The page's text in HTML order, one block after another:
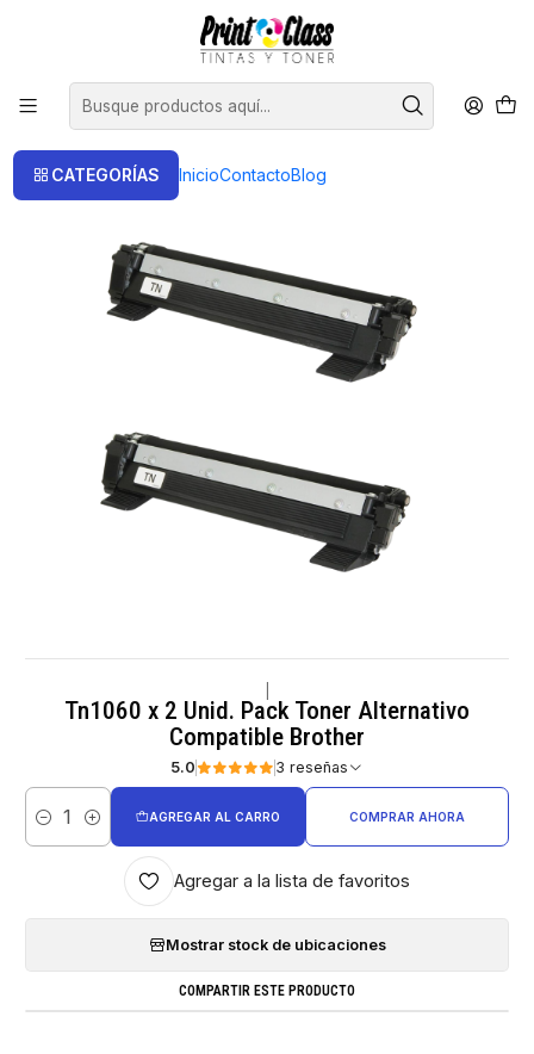
CATEGORÍAS InicioContactoBlog
📦 Envío Gratis compras sobre $120.000
Toner Toner Alternativos
Tn1060 x 2 Unid. Pack Toner Alternativo Compatible Brother
Tn1060 x 2 Unid. Pack Toner Alternativo
Compatible Brother
5.0 3 reseñas
Cantidad
AGREGAR AL CARRO COMPRAR AHORA
Agregar a la lista de favoritos
Mostrar stock de ubicaciones
COMPARTIR ESTE PRODUCTO